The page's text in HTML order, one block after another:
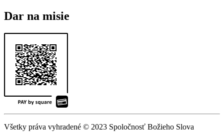
Dar na misie
Všetky práva vyhradené © 2023 Spoločnosť Božieho Slova